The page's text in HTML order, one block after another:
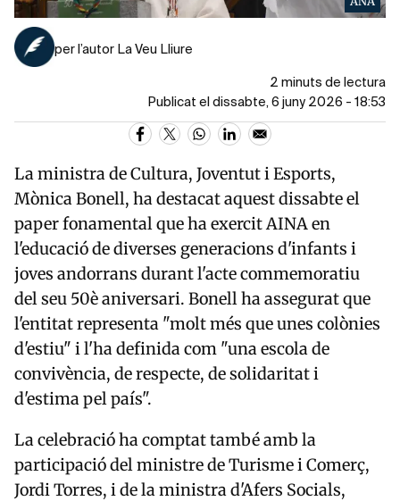
per l’autor La Veu Lliure
2 minuts de lectura
Publicat el dissabte, 6 juny 2026 - 18:53
La ministra de Cultura, Joventut i Esports,
Mònica Bonell, ha destacat aquest dissabte el
paper fonamental que ha exercit AINA en
l'educació de diverses generacions d'infants i
joves andorrans durant l'acte commemoratiu
del seu 50è aniversari. Bonell ha assegurat que
l'entitat representa "molt més que unes colònies
d'estiu" i l'ha definida com "una escola de
convivència, de respecte, de solidaritat i
d'estima pel país".
La celebració ha comptat també amb la
participació del ministre de Turisme i Comerç,
Jordi Torres, i de la ministra d'Afers Socials,